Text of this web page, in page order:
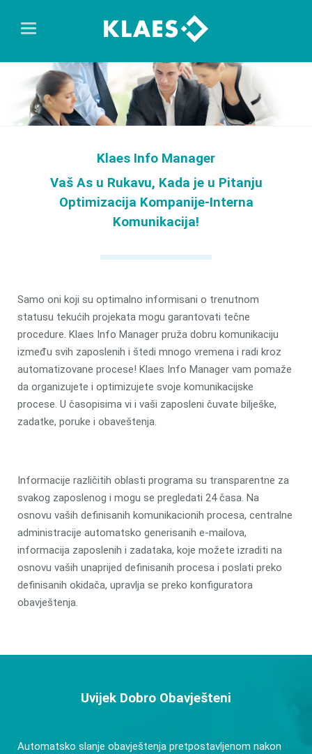
Klaes Info Manager
Vaš As u Rukavu, Kada je u Pitanju
Optimizacija Kompanije-Interna
Komunikacija!
Samo oni koji su optimalno informisani o trenutnom
statusu tekućih projekata mogu garantovati tečne
procedure. Klaes Info Manager pruža dobru komunikaciju
između svih zaposlenih i štedi mnogo vremena i radi kroz
automatizovane procese! Klaes Info Manager vam pomaže
da organizujete i optimizujete svoje komunikacijske
procese. U časopisima vi i vaši zaposleni čuvate bilješke,
zadatke, poruke i obaveštenja.
Informacije različitih oblasti programa su transparentne za
svakog zaposlenog i mogu se pregledati 24 časa. Na
osnovu vaših definisanih komunikacionih procesa, centralne
administracije automatsko generisanih e-mailova,
informacija zaposlenih i zadataka, koje možete izraditi na
osnovu vaših unaprijed definisanih procesa i poslati preko
definisanih okidača, upravlja se preko konfiguratora
obavještenja.
Uvijek Dobro Obavješteni
Automatsko slanje obavještenja pretpostavljenom nakon